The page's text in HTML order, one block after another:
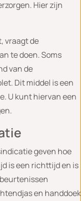
Hier zijn
vraagt de
te doen. Soms
van de
Dit middel is een
U kunt hiervan een
geven hoe
is een richttijd en is
en handdoek